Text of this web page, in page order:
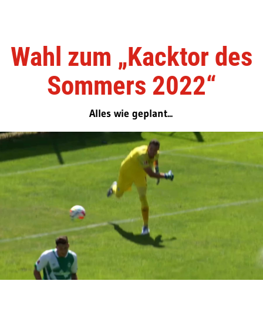
Wahl zum „Kacktor des
Sommers 2022“
Alles wie geplant...